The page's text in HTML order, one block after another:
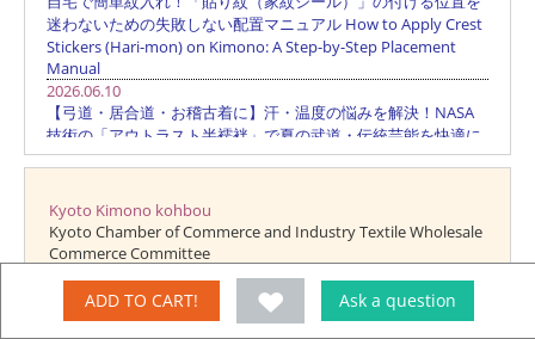
ADD TO CART! Ask a question
Kyoto Kimono kohbou
Kyoto Chamber of Commerce and Industry Textile Wholesale
Commerce Committee
"Kyoto Kimono kohbou" has been registered as a brand of